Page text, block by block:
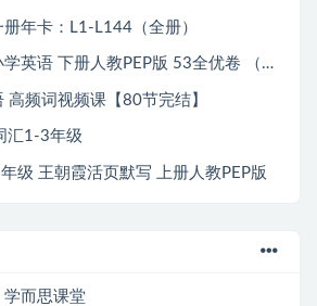
年卡：L1-L144（全册）
2025春3-6年级 小学英语 下册人教PEP版 53全优卷 （完整版）
高频词视频课【80节完结】
汇1-3年级
级 王朝霞活页默写 上册人教PEP版
学而思课堂